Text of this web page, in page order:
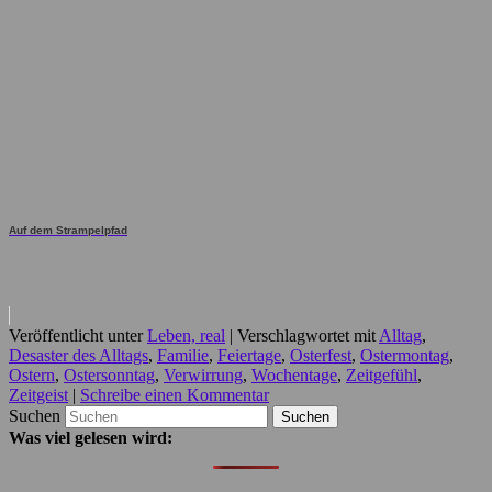
Auf dem Strampelpfad
Veröffentlicht unter Leben, real | Verschlagwortet mit Alltag,
Desaster des Alltags, Familie, Feiertage, Osterfest, Ostermontag,
Ostern, Ostersonntag, Verwirrung, Wochentage, Zeitgefühl,
Zeitgeist | Schreibe einen Kommentar
Suchen
Was viel gelesen wird: